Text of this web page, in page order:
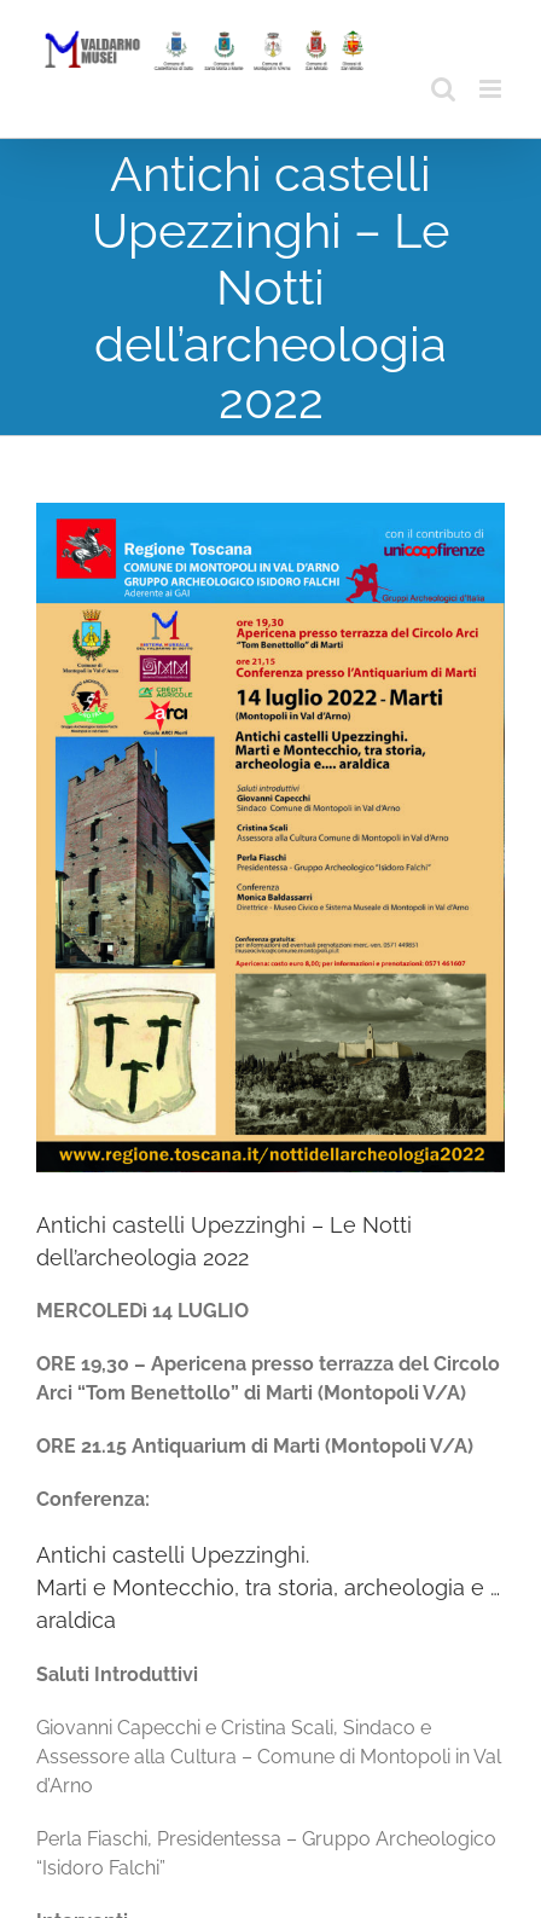
content
Antichi castelli
Upezzinghi – Le
Notti
dell’archeologia
2022
View
Larger
Image
Antichi castelli Upezzinghi – Le Notti
dell’archeologia 2022
MERCOLEDì 14 LUGLIO
ORE 19,30 – Apericena presso terrazza del Circolo
Arci “Tom Benettollo” di Marti (Montopoli V/A)
ORE 21.15 Antiquarium di Marti (Montopoli V/A)
Conferenza:
Antichi castelli Upezzinghi.
Marti e Montecchio, tra storia, archeologia e …
araldica
Saluti Introduttivi
Giovanni Capecchi e Cristina Scali, Sindaco e
Assessore alla Cultura – Comune di Montopoli in Val
d’Arno
Perla Fiaschi, Presidentessa – Gruppo Archeologico
“Isidoro Falchi”